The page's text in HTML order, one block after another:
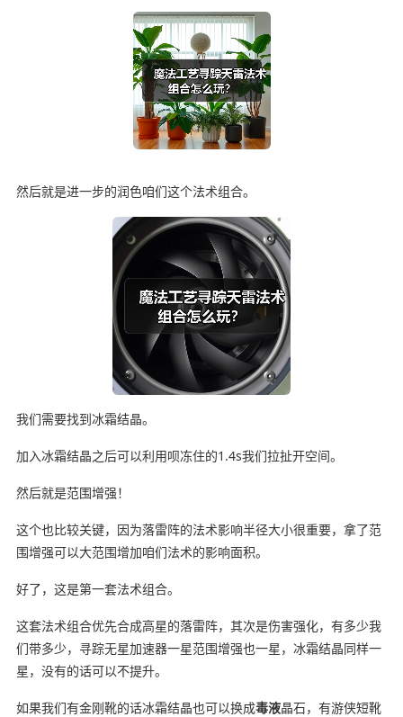
然后就是进一步的润色咱们这个法术组合。
我们需要找到冰霜结晶。
加入冰霜结晶之后可以利用呗冻住的1.4s我们拉扯开空间。
然后就是范围增强！
这个也比较关键，因为落雷阵的法术影响半径大小很重要，拿了范
围增强可以大范围增加咱们法术的影响面积。
好了，这是第一套法术组合。
这套法术组合优先合成高星的落雷阵，其次是伤害强化，有多少我
们带多少，寻踪无星加速器一星范围增强也一星，冰霜结晶同样一
星，没有的话可以不提升。
如果我们有金刚靴的话冰霜结晶也可以换成毒液晶石，有游侠短靴